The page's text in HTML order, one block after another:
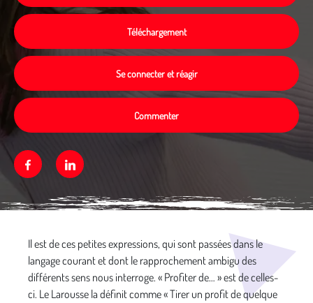
Téléchargement
Se connecter et réagir
Commenter
FacebookLinkedin
Il est de ces petites expressions, qui sont passées dans le
langage courant et dont le rapprochement ambigu des
différents sens nous interroge. « Profiter de… » est de celles-
ci. Le Larousse la définit comme « Tirer un profit de quelque